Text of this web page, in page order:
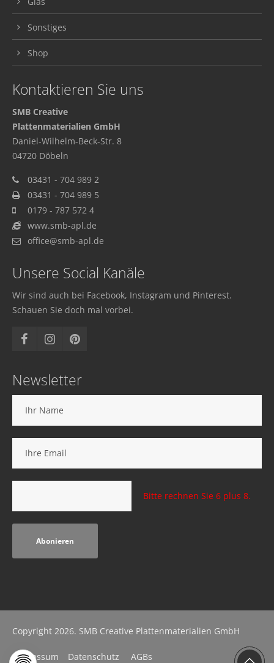
Sonstiges
Shop
Kontaktieren Sie uns
SMB Creative
Plattenmaterialien GmbH
Daniel-Wilhelm-Beck-Str. 8
04720 Döbeln
03431 - 704 989 2
03431 - 704 989 5
0179 - 787 572 4
www.smb-apl.de
office@smb-apl.de
Unsere Social Kanäle
Wir sind auch bei Facebook, Instagram und Pinterest.
Schauen Sie doch mal vorbei.
Newsletter
Bitte rechnen Sie 6 plus 8.
Abonieren
Copyright 2026. SMB Creative Plattenmaterialien GmbH
Impressum Datenschutz AGBs